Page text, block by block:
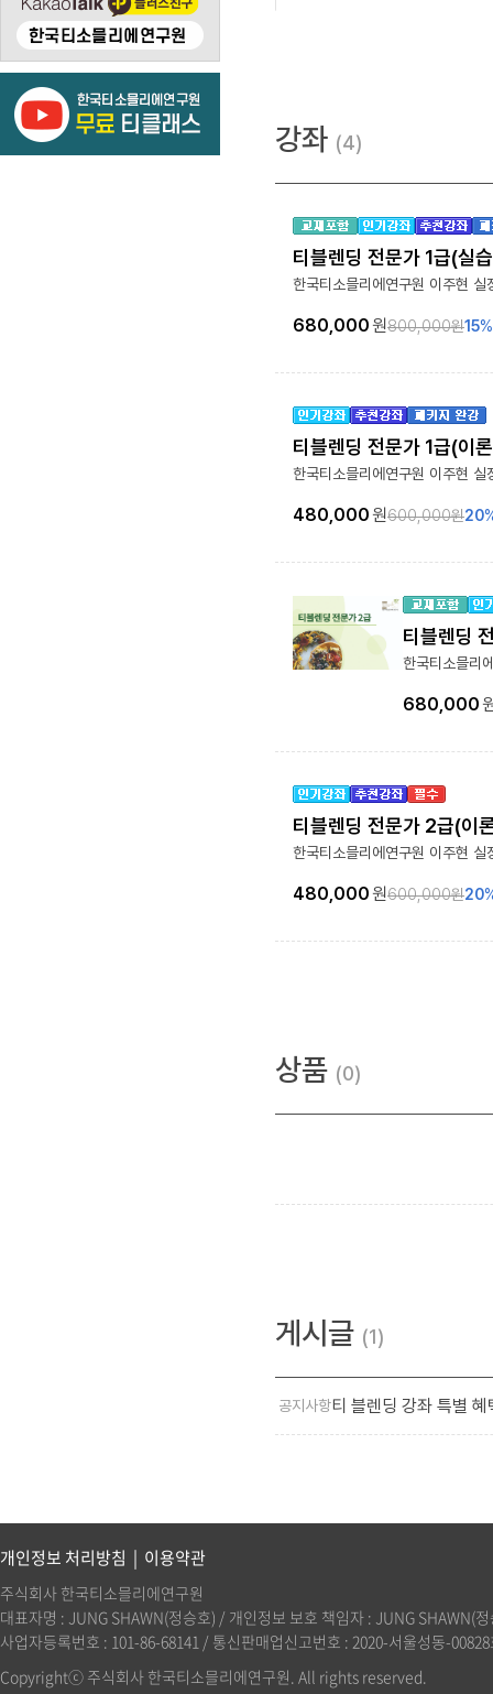
강좌 4
티블렌딩 전문가 1급(실
한국티소믈리에연구원 이주현 실
680,000원800,000원15%
티블렌딩 전문가 1급(이
한국티소믈리에연구원 이주현 실
480,000원600,000원20
티블렌딩
한국티소믈리
680,000
티블렌딩 전문가 2급(이
한국티소믈리에연구원 이주현 실
480,000원600,000원20
상품 0
게시글 1
공지사항티 블렌딩 강좌 특별
개인정보 처리방침 | 이용약관
주식회사 한국티소믈리에연구원
대표자명 : JUNG SHAWN(정승호) / 개인정보 보호 책임자 : JUNG
사업자등록번호 : 101-86-68141 / 통신판매업신고번호 : 2020-서울성동-
Copyrightⓒ 주식회사 한국티소믈리에연구원. All rights reserved.